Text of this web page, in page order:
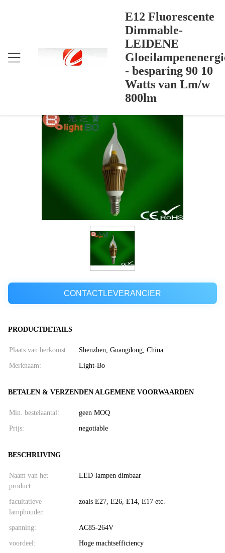
E12 Fluorescente
Dimmable-
LEIDENE
- besparing 90 10
Watts van Lm/w
800lm
E12 Fluorescente Dimmable-LEIDENE Gloeilampene
Nergie - Besparing 90 10 Watts Van Lm/w 800lm
E12 Fluorescente Dimmable-LEIDENE
Gloeilampenenergie - besparing 90 10
Watts van Lm/w 800lm
CONTACTLEVERANCIER
PRODUCTDETAILS
Plaats van herkomst: Shenzhen, Guangdong, China
Merknaam: Light-Bo
BETALEN & VERZENDEN ALGEMENE VOORWAARDEN
Min. bestelaantal: geen MOQ
Prijs: negotiable
BESCHRIJVING
Naam van het
product:
LED-lampen dimbaar
facultatieve
lamphouder:
zoals E27, E26, E14, E17 etc.
spanning: AC85-264V
voordeel: Hoge machtsefficiency